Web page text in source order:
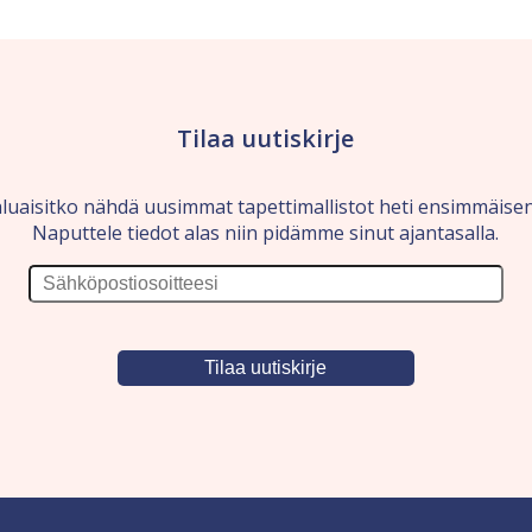
Tilaa uutiskirje
nähdä uusimmat tapettimallistot heti
Naputtele tiedot alas niin pidämme sinut ajantasalla.